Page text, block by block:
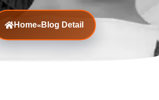
Home«Blog Detail